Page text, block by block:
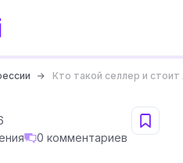
Кто такой селлер и
0 комментариев